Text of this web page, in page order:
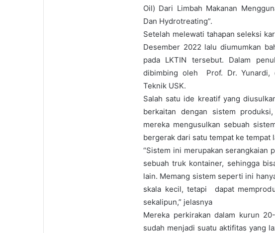
Oil) Dari Limbah Makanan
Dan Hydrotreating”.
Setelah melewati tahapan seleksi
Desember 2022 lalu diumumkan
pada LKTIN tersebut. Dalam
dibimbing oleh Prof. Dr. Yunardi,
Teknik USK.
Salah satu ide kreatif yang
berkaitan dengan sistem
mereka mengusulkan sebuah
bergerak dari satu tempat ke tempat
“Sistem ini merupakan serangkaian
sebuah truk kontainer, sehingga
lain. Memang sistem seperti ini
skala kecil, tetapi dapat
sekalipun,” jelasnya
Mereka perkirakan dalam kurun
sudah menjadi suatu aktifitas yang